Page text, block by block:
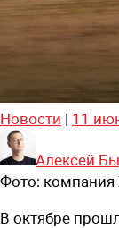
Новости | 11
Алексей
Фото: компания
В октябре